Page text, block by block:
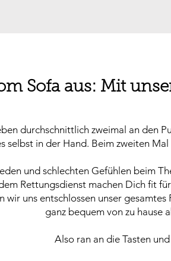
Sofa aus: Mit
durchschnittlich zweimal an den
selbst in der Hand. Beim zweiten
und schlechten Gefühlen beim
Rettungsdienst machen Dich fit
wir uns entschlossen unser
ganz bequem von zu hause
Also ran an die Tasten